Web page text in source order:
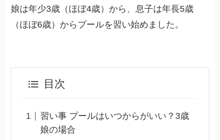
娘は年少3歳（ほぼ4歳）から、息子は年長5歳
（ほぼ6歳）からプールを習い始めました。
目次
習い事 プールはいつからがいい？3歳
娘の場合